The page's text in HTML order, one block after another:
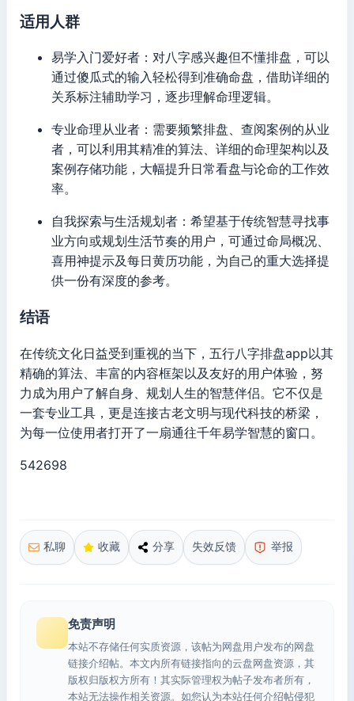
适用人群
易学入门爱好者：对八字感兴趣但不懂排盘，可以
通过傻瓜式的输入轻松得到准确命盘，借助详细的
关系标注辅助学习，逐步理解命理逻辑。
专业命理从业者：需要频繁排盘、查阅案例的从业
者，可以利用其精准的算法、详细的命理架构以及
案例存储功能，大幅提升日常看盘与论命的工作效
率。
自我探索与生活规划者：希望基于传统智慧寻找事
业方向或规划生活节奏的用户，可通过命局概况、
喜用神提示及每日黄历功能，为自己的重大选择提
供一份有深度的参考。
结语
在传统文化日益受到重视的当下，五行八字排盘app以其
精确的算法、丰富的内容框架以及友好的用户体验，努
力成为用户了解自身、规划人生的智慧伴侣。它不仅是
一套专业工具，更是连接古老文明与现代科技的桥梁，
为每一位使用者打开了一扇通往千年易学智慧的窗口。
542698
私聊 收藏 分享 失效反馈 举报
免责声明
本站不存储任何实质资源，该帖为网盘用户发布的网盘
链接介绍帖。本文内所有链接指向的云盘网盘资源，其
版权归版权方所有！其实际管理权为帖子发布者所有，
本站无法操作相关资源。如您认为本站任何介绍帖侵犯